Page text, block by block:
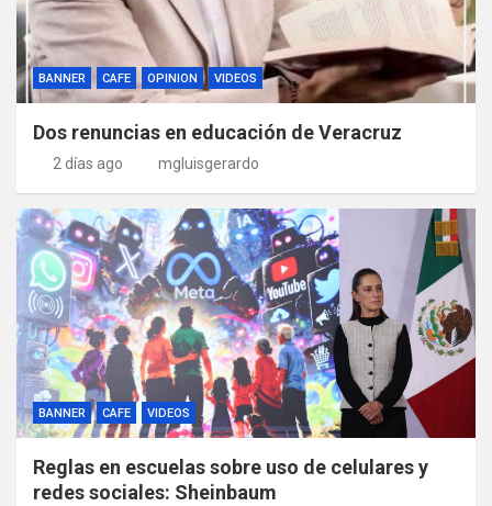
BANNER CAFE OPINION VIDEOS
Dos renuncias en educación de Veracruz
2 días ago mgluisgerardo
BANNER CAFE VIDEOS
Reglas en escuelas sobre uso de celulares y
redes sociales: Sheinbaum